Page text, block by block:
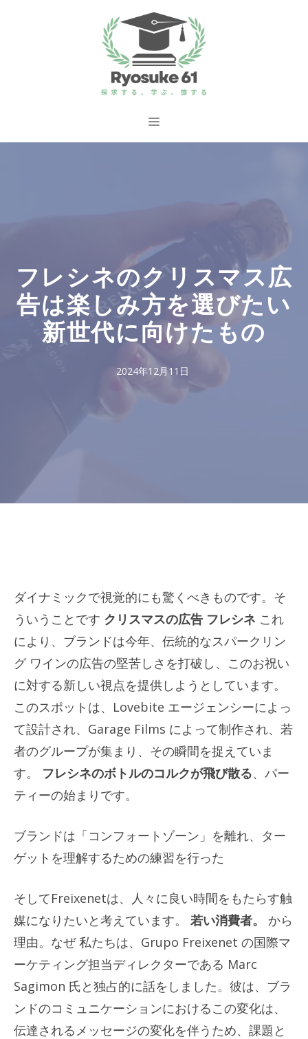
ス
メ
ー
フレシネのクリスマス広
告は楽しみ方を選びたい
新世代に向けたもの
2024年12月11日
ダイナミックで視覚的にも驚くべきものです。そ
ういうことです クリスマスの広告 フレシネ これ
により、ブランドは今年、伝統的なスパークリン
グ ワインの広告の堅苦しさを打破し、このお祝い
に対する新しい視点を提供しようとしています。
このスポットは、Lovebite エージェンシーによっ
て設計され、Garage Films によって制作され、若
者のグループが集まり、その瞬間を捉えていま
す。 フレシネのボトルのコルクが飛び散る、パー
ティーの始まりです。
ブランドは「コンフォートゾーン」を離れ、ター
ゲットを理解するための練習を行った
そしてFreixenetは、人々に良い時間をもたらす触
媒になりたいと考えています。 若い消費者。 から
理由。 なぜ私たちは、Grupo Freixenet の国際マ
ーケティング担当ディレクターである Marc
Sagimon 氏と独占的に話をしました。彼は、ブラ
ンドのコミュニケーションにおけるこの変化は、
伝達されるメッセージの変化を伴うため、課題と